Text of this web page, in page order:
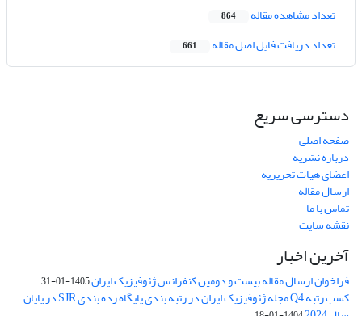
تعداد مشاهده مقاله 864
تعداد دریافت فایل اصل مقاله 661
دسترسی سریع
صفحه اصلی
درباره نشریه
اعضای هیات تحریریه
ارسال مقاله
تماس با ما
نقشه سایت
آخرین اخبار
فراخوان ارسال مقاله بیست و دومین کنفرانس ژئوفیزیک ایران1405-01-31
کسب رتبه Q4 مجله ژئوفیزیک ایران در رتبه بندی پایگاه رده بندی SJR در پایان